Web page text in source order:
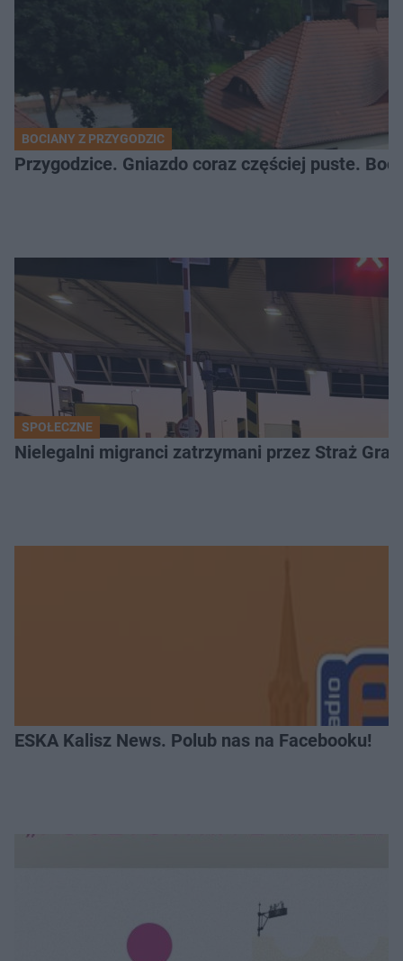
BOCIANY Z PRZYGODZIC
Przygodzice. Gniazdo coraz częściej puste.
SPOŁECZNE
Nielegalni migranci zatrzymani przez Straż
ESKA Kalisz News. Polub nas na Facebooku!